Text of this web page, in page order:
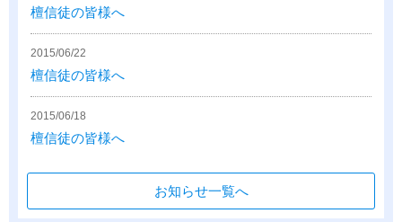
檀信徒の皆様へ
2015/06/22
檀信徒の皆様へ
2015/06/18
檀信徒の皆様へ
お知らせ一覧へ